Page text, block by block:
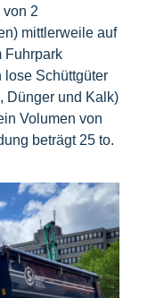
2
mittlerweile auf
Fuhrpark
lose Schüttgüter
Dünger und Kalk)
Volumen von
beträgt 25 to.